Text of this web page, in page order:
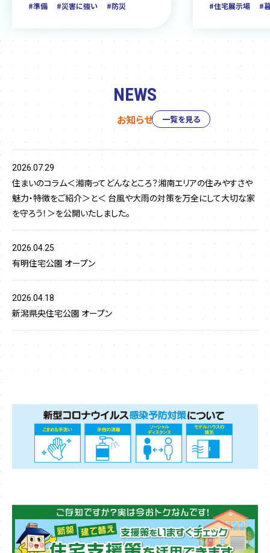
#準備
#災害に強い #防災
#住宅展示場
#
NEWS
お知らせ
2026.07.29
住まいのコラム＜湘南ってどんなところ？湘南エリアの住みやすさや
魅力・特徴をご紹介＞と＜ 台風や大雨の対策を万全にして大切な家
を守ろう！＞を公開いたしました。
2026.04.25
有明住宅公園 オープン
2026.04.18
新潟県央住宅公園 オープン
一覧を見る